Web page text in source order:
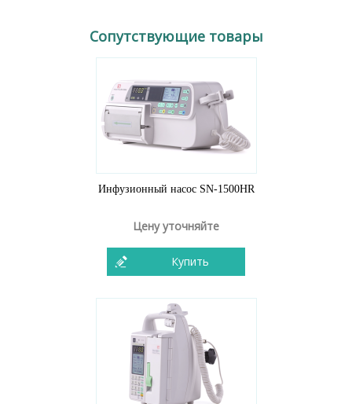
Сопутствующие товары
Инфузионный насос SN-1500HR
Цену уточняйте
Купить